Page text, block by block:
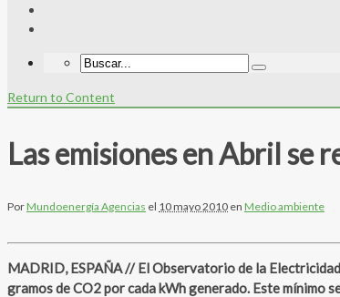
Return to Content
Las emisiones en Abril se
PorMundoenergía Agencias el 10 mayo 2010 en Medio ambiente
MADRID, ESPAÑA // El Observatorio de la
gramos de CO2 por cada kWh generado. Este mínimo